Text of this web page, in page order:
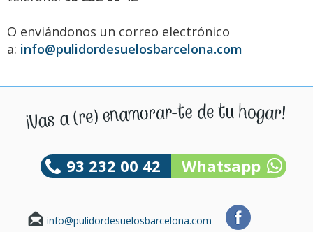
O enviándonos un correo electrónico
a: info@pulidordesuelosbarcelona.com
93 232 00 42 Whatsapp
info@pulidordesuelosbarcelona.com